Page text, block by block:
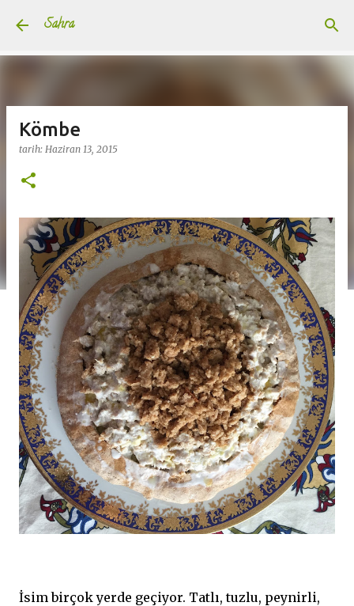
Sahra
Kömbe
tarih: Haziran 13, 2015
İsim birçok yerde geçiyor. Tatlı, tuzlu, peynirli,